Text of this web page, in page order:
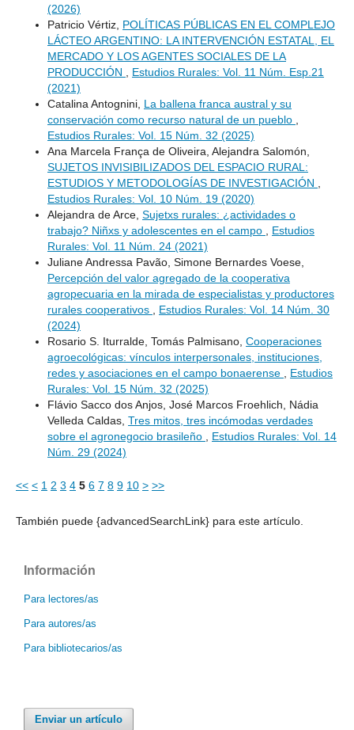
(2026)
Patricio Vértiz, POLÍTICAS PÚBLICAS EN EL COMPLEJO
LÁCTEO ARGENTINO: LA INTERVENCIÓN ESTATAL, EL
MERCADO Y LOS AGENTES SOCIALES DE LA
PRODUCCIÓN
Estudios Rurales: Vol. 11 Núm. Esp.21
(2021)
Catalina Antognini, La ballena franca austral y su
conservación como recurso natural de un pueblo
Estudios Rurales: Vol. 15 Núm. 32 (2025)
Ana Marcela França de Oliveira, Alejandra Salomón,
SUJETOS INVISIBILIZADOS DEL ESPACIO RURAL:
ESTUDIOS Y METODOLOGÍAS DE INVESTIGACIÓN
Estudios Rurales: Vol. 10 Núm. 19 (2020)
Alejandra de Arce, Sujetxs rurales: ¿actividades o
trabajo? Niñxs y adolescentes en el campo
Estudios
Rurales: Vol. 11 Núm. 24 (2021)
Juliane Andressa Pavão, Simone Bernardes Voese,
Percepción del valor agregado de la cooperativa
agropecuaria en la mirada de especialistas y productores
rurales cooperativos
Estudios Rurales: Vol. 14 Núm. 30
(2024)
Rosario S. Iturralde, Tomás Palmisano, Cooperaciones
agroecológicas: vínculos interpersonales, instituciones,
redes y asociaciones en el campo bonaerense
Estudios
Rurales: Vol. 15 Núm. 32 (2025)
Flávio Sacco dos Anjos, José Marcos Froehlich, Nádia
Velleda Caldas, Tres mitos, tres incómodas verdades
sobre el agronegocio brasileño
Estudios Rurales: Vol. 14
Núm. 29 (2024)
<< < 1 2 3 4 5 6 7 8 9 10 > >>
También puede {advancedSearchLink} para este artículo.
Información
Para lectores/as
Para autores/as
Para bibliotecarios/as
Enviar un artículo